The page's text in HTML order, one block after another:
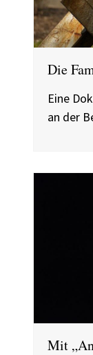
Die
Eine
an der
Mit